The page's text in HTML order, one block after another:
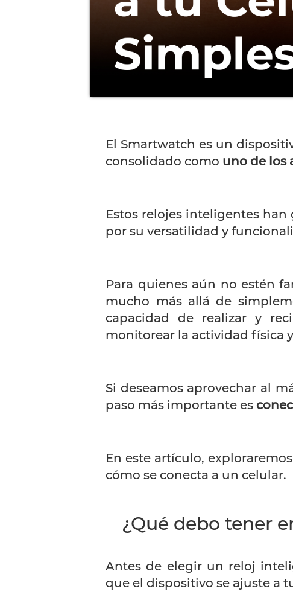
El Smartwatch es un
consolidado como uno de los
Estos relojes inteligentes
por su versatilidad y
Para quienes aún no estén
mucho más allá de
capacidad de realizar y
monitorear la actividad física
Si deseamos aprovechar al
paso más importante es
En este artículo,
cómo se conecta a un celular.
¿Qué debo tener
Antes de elegir un reloj
que el dispositivo se ajuste a